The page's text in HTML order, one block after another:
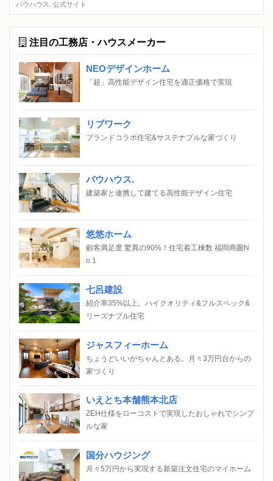
バウハウス. 公式サイト
注目の工務店・ハウスメーカー
NEOデザインホーム
「超」高性能デザイン住宅を適正価格で実現
リブワーク
ブランドコラボ住宅&サステナブルな家づくり
バウハウス.
建築家と連携して建てる高性能デザイン住宅
悠悠ホーム
顧客満足度 驚異の90%！住宅着工棟数 福岡商圏N
o.1
七呂建設
紹介率35%以上。ハイクオリティ&フルスペック&
リーズナブル住宅
ジャスフィーホーム
ちょうどいいがちゃんとある。月々3万円台からの
家づくり
いえとち本舗熊本北店
ZEH仕様をローコストで実現したおしゃれでシンプ
ルな家
国分ハウジング
月々5万円から実現する新築注文住宅のマイホーム